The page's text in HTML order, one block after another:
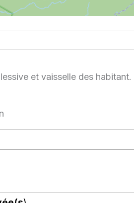
et vaisselle des